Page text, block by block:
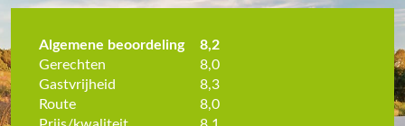
Algemene beoordeling
8,2
Gerechten
8,0
Gastvrijheid
8,3
Route
8,0